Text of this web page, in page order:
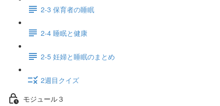
2-3 保育者の睡眠
2-4 睡眠と健康
2-5 妊婦と睡眠のまとめ
2週目クイズ
モジュール３